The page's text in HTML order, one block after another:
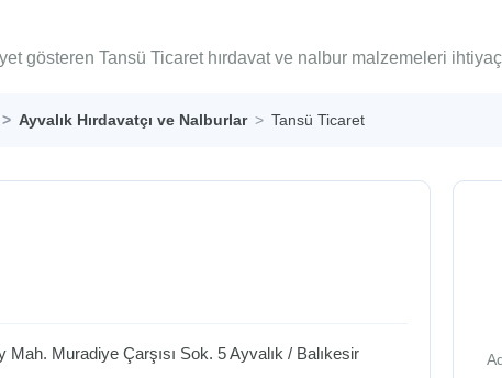
gösteren Tansü Ticaret hırdavat ve nalbur malzemeleri
Ayvalık Hırdavatçı ve Nalburlar Tansü Ticaret
Mah. Muradiye Çarşısı Sok. 5Ayvalık / Balıkesir